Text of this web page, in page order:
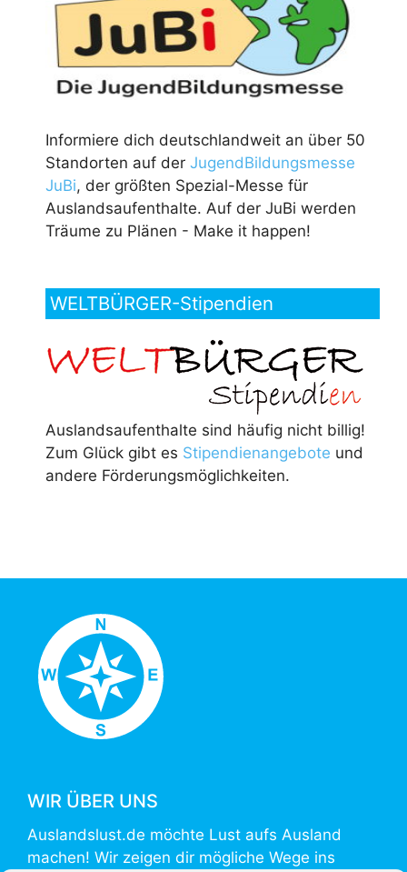
Informiere dich deutschlandweit an über 50
Standorten auf der JugendBildungsmesse
JuBi, der größten Spezial-Messe für
Auslandsaufenthalte. Auf der JuBi werden
Träume zu Plänen - Make it happen!
WELTBÜRGER-Stipendien
Auslandsaufenthalte sind häufig nicht billig!
Zum Glück gibt es Stipendienangebote und
andere Förderungsmöglichkeiten.
WIR ÜBER UNS
Auslandslust.de möchte Lust aufs Ausland
machen! Wir zeigen dir mögliche Wege ins